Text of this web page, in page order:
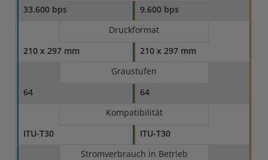
33.600 bps
9.600 bps
Druckformat
210 x 297 mm
210 x 297 mm
Graustufen
64
64
Kompatibilität
ITU-T30
ITU-T30
Stromverbrauch in Betrieb